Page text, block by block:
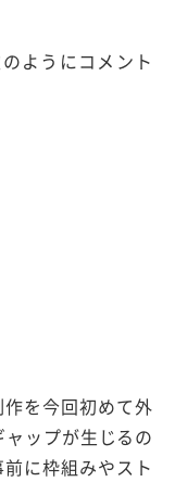
ようにコメント
作を今回初めて外
ップが生じるの
に枠組みやスト